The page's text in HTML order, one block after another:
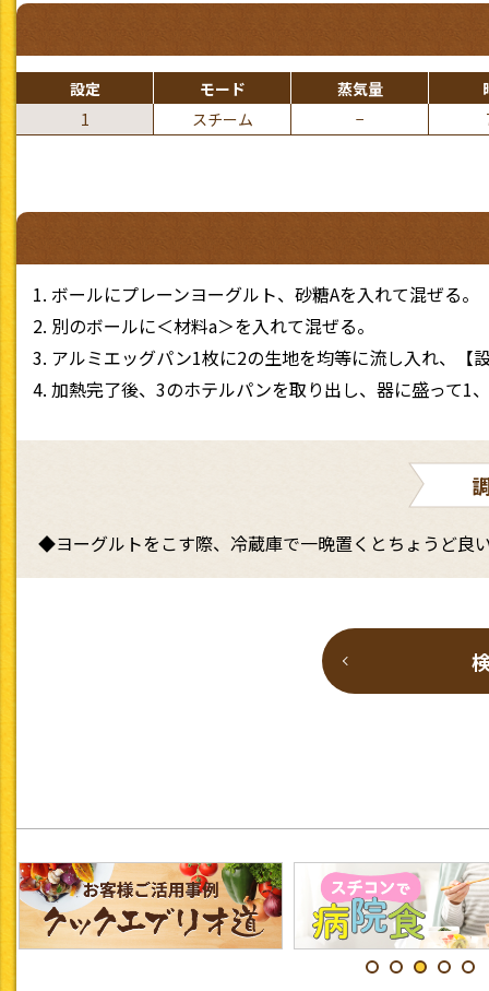
設定 モード 蒸気量
1
スチーム −
ボールにプレーンヨーグルト、砂糖Aを入れて混ぜる。
別のボールに＜材料a＞を入れて混ぜる。
アルミエッグパン1枚に2の生地を均等に流し入れ、【
加熱完了後、3のホテルパンを取り出し、器に盛って1
◆ヨーグルトをこす際、冷蔵庫で一晩置くとちょうど良